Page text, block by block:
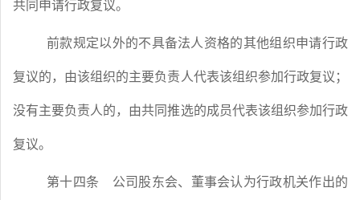
共同申请行政复议。
前款规定以外的不具备法人资格的其他组织申请行政
复议的，由该组织的主要负责人代表该组织参加行政复议；
没有主要负责人的，由共同推选的成员代表该组织参加行政
复议。
第十四条 公司股东会、董事会认为行政机关作出的